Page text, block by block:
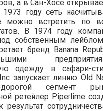
а в Сан-Хосе
году сеть
можно встретить по
В 1974 году
собственным
бренд Banana
одежду в сафари-
запускает линию Old
сегмент
ретейлер Piperlime